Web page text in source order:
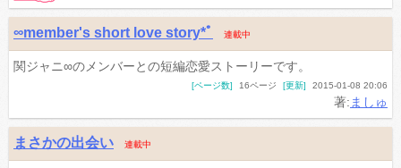
∞member's short love story*ﾟ 連載中
関ジャニ∞のメンバーとの短編恋愛ストーリーです。
著: ましゅ
[ページ数] 16ページ [更新] 2015-01-08 20:06
まさかの出会い 連載中